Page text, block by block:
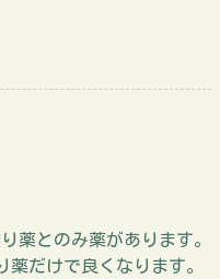
薬とのみ薬があります。
だけで良くなります。